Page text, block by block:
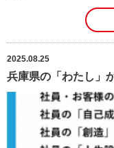
2025.08.25
兵庫県の「わたし」